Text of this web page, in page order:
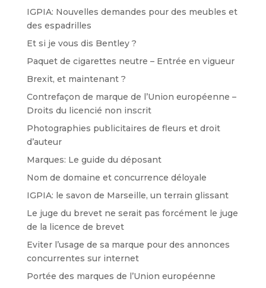
IGPIA: Nouvelles demandes pour des meubles et
des espadrilles
Et si je vous dis Bentley ?
Paquet de cigarettes neutre – Entrée en vigueur
Brexit, et maintenant ?
Contrefaçon de marque de l’Union européenne –
Droits du licencié non inscrit
Photographies publicitaires de fleurs et droit
d’auteur
Marques: Le guide du déposant
Nom de domaine et concurrence déloyale
IGPIA: le savon de Marseille, un terrain glissant
Le juge du brevet ne serait pas forcément le juge
de la licence de brevet
Eviter l’usage de sa marque pour des annonces
concurrentes sur internet
Portée des marques de l’Union européenne